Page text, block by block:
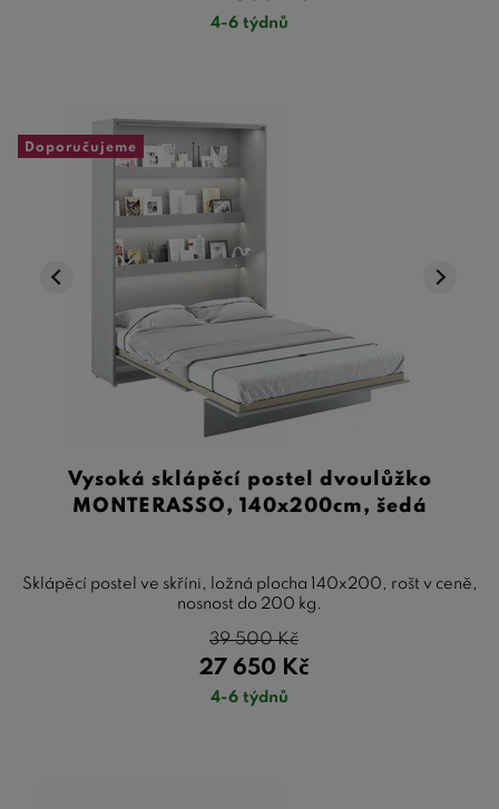
4-6 týdnů
Doporučujeme
Vysoká sklápěcí postel dvoulůžko
MONTERASSO, 140x200cm, šedá
Sklápěcí postel ve skříni, ložná plocha 140x200, rošt v ceně,
nosnost do 200 kg.
27 650 Kč
39 500Kč
4-6 týdnů